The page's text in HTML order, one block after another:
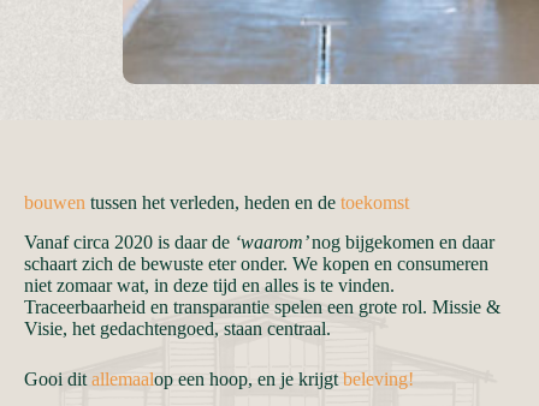
bouwen tussen het verleden, heden en de toekomst
Vanaf circa 2020 is daar de ‘waarom’nog bijgekomen en daar
schaart zich de bewuste eter onder. We kopen en consumeren
niet zomaar wat, in deze tijd en alles is te vinden.
Traceerbaarheid en transparantie spelen een grote rol. Missie &
Visie, het gedachtengoed, staan centraal.
Gooi dit allemaalop een hoop, en je krijgt beleving!